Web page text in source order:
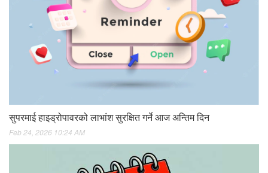
सुपरमाई हाइड्रोपावरको लाभांश सुरक्षित गर्ने आज अन्तिम दिन
Feb 24, 2026 10:24 AM